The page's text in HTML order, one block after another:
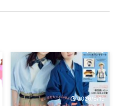
2026/6/19